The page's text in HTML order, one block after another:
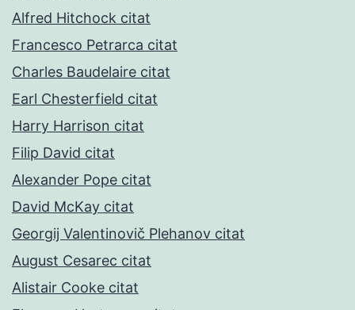
Alfred Hitchock citat
Francesco Petrarca citat
Charles Baudelaire citat
Earl Chesterfield citat
Harry Harrison citat
Filip David citat
Alexander Pope citat
David McKay citat
Georgij Valentinovič Plehanov citat
August Cesarec citat
Alistair Cooke citat